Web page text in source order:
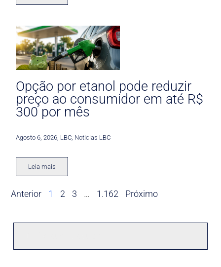
Opção por etanol pode reduzir
preço ao consumidor em até R$
300 por mês
Agosto 6, 2026 LBC Noticias LBC
Leia mais
Anterior 1 2 3 … 1.162 Próximo